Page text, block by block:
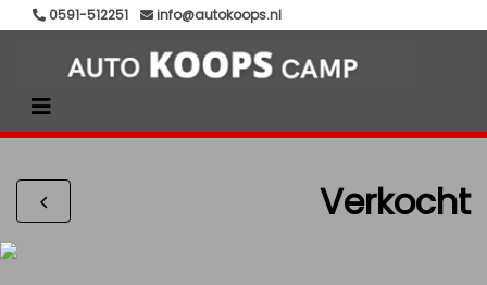
0591-512251 info@autokoops.nl
Verkocht